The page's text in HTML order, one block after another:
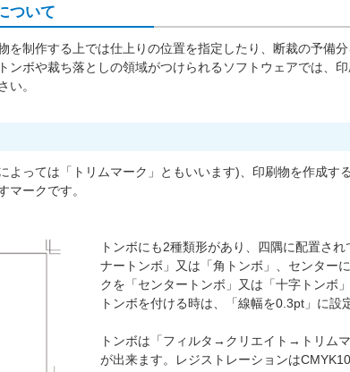
ついて
を制作する上では仕上りの位置を指定したり、断裁の予備
ンボや裁ち落としの領域がつけられるソフトウェアでは、
い。
よっては「トリムマーク」ともいいます)、印刷物を作成す
マークです。
トンボにも2種類形があり、四隅に配置さ
ナートンボ」又は「角トンボ」、センター
クを「センタートンボ」又は「十字トンボ」
トンボを付ける時は、「線幅を0.3pt」に設
トンボは「フィルタ→クリエイト→トリム
が出来ます。レジストレーションは